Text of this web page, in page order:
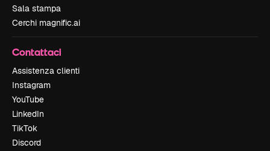
Sala stampa
Cerchi magnific.ai
Contattaci
Assistenza clienti
Instagram
YouTube
LinkedIn
TikTok
Discord